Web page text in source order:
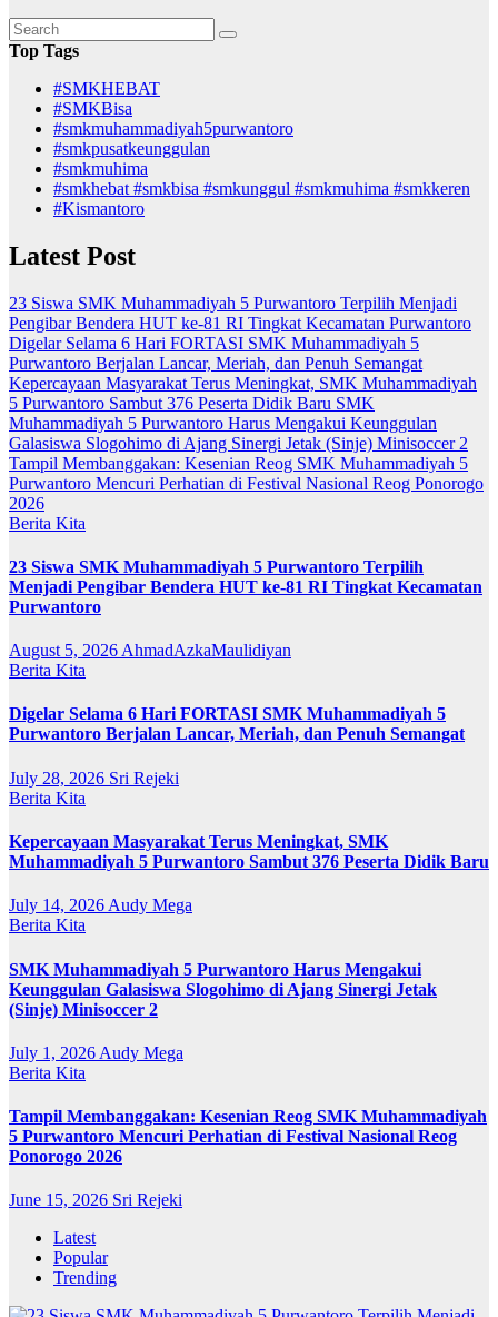
Top Tags
#SMKHEBAT
#SMKBisa
#smkmuhammadiyah5purwantoro
#smkpusatkeunggulan
#smkmuhima
#smkhebat #smkbisa #smkunggul #smkmuhima #smkkeren
#Kismantoro
Latest Post
23 Siswa SMK Muhammadiyah 5 Purwantoro Terpilih Menjadi
Pengibar Bendera HUT ke-81 RI Tingkat Kecamatan Purwantoro
Digelar Selama 6 Hari FORTASI SMK Muhammadiyah 5
Purwantoro Berjalan Lancar, Meriah, dan Penuh Semangat
Kepercayaan Masyarakat Terus Meningkat, SMK Muhammadiyah
5 Purwantoro Sambut 376 Peserta Didik Baru SMK
Muhammadiyah 5 Purwantoro Harus Mengakui Keunggulan
Galasiswa Slogohimo di Ajang Sinergi Jetak (Sinje) Minisoccer 2
Tampil Membanggakan: Kesenian Reog SMK Muhammadiyah 5
Purwantoro Mencuri Perhatian di Festival Nasional Reog Ponorogo
2026
Berita Kita
23 Siswa SMK Muhammadiyah 5 Purwantoro Terpilih
Menjadi Pengibar Bendera HUT ke-81 RI Tingkat Kecamatan
Purwantoro
August 5, 2026 AhmadAzkaMaulidiyan
Berita Kita
Digelar Selama 6 Hari FORTASI SMK Muhammadiyah 5
Purwantoro Berjalan Lancar, Meriah, dan Penuh Semangat
July 28, 2026 Sri Rejeki
Berita Kita
Kepercayaan Masyarakat Terus Meningkat, SMK
Muhammadiyah 5 Purwantoro Sambut 376 Peserta Didik Baru
July 14, 2026 Audy Mega
Berita Kita
SMK Muhammadiyah 5 Purwantoro Harus Mengakui
Keunggulan Galasiswa Slogohimo di Ajang Sinergi Jetak
(Sinje) Minisoccer 2
July 1, 2026 Audy Mega
Berita Kita
Tampil Membanggakan: Kesenian Reog SMK Muhammadiyah
5 Purwantoro Mencuri Perhatian di Festival Nasional Reog
Ponorogo 2026
June 15, 2026 Sri Rejeki
Latest
Popular
Trending